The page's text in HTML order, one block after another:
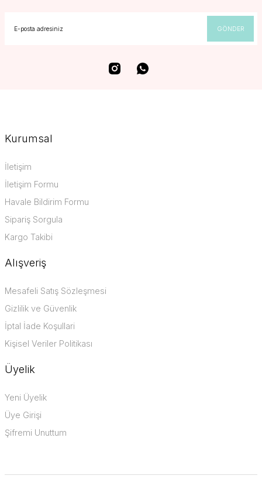
GÖNDER
Kurumsal
İletişim
İletişim Formu
Havale Bildirim Formu
Sipariş Sorgula
Kargo Takibi
Alışveriş
Mesafeli Satış Sözleşmesi
Gizlilik ve Güvenlik
İptal İade Koşullari
Kişisel Veriler Politikası
Üyelik
Yeni Üyelik
Üye Girişi
Şifremi Unuttum